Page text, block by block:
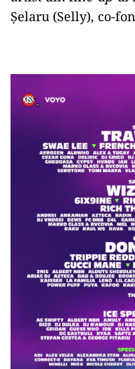
Șelaru (Selly), co-